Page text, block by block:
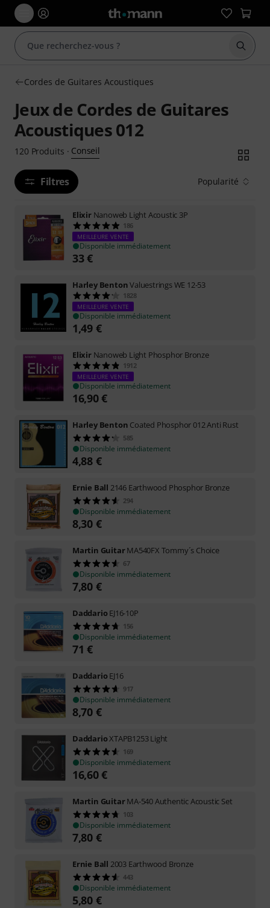
Cordes de Guitares Acoustiques
Jeux de Cordes de Guitares
Acoustiques 012
120 Produits · Conseil
Filtres Popularité
Elixir Nanoweb Light Acoustic 3P
186
MEILLEURE VENTE
Disponible immédiatement
33€
Harley BentonValuestrings WE 12-53
1828
MEILLEURE VENTE
Disponible immédiatement
1,49 €
Elixir Nanoweb Light Phosphor Bronze
1912
MEILLEURE VENTE
Disponible immédiatement
16,90€
Harley Benton Coated Phosphor 012 Anti Rust
585
Disponible immédiatement
4,88 €
Ernie Ball 2146 Earthwood Phosphor Bronze
294
Disponible immédiatement
8,30 €
Martin GuitarMA540FX Tommy´s Choice
67
Disponible immédiatement
7,80 €
DaddarioEJ16-10P
156
Disponible immédiatement
71 €
DaddarioEJ16
917
Disponible immédiatement
8,70 €
DaddarioXTAPB1253 Light
169
Disponible immédiatement
16,60€
Martin GuitarMA-540 Authentic Acoustic Set
103
Disponible immédiatement
7,80 €
Ernie Ball 2003 Earthwood Bronze
443
Disponible immédiatement
5,80 €